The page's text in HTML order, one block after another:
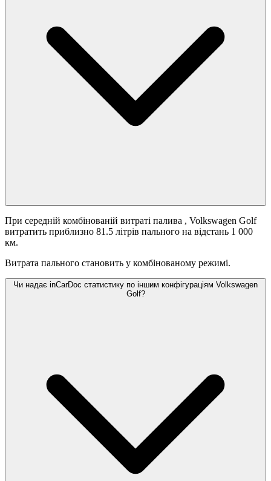
При середній комбінованій витраті палива , Volkswagen Golf
витратить приблизно 81.5 літрів пального на відстань 1 000
км.
Витрата пального становить у комбінованому режимі.
Чи надає inCarDoc статистику по іншим конфігураціям Volkswagen
Golf?